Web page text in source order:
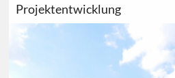
Projektentwicklung